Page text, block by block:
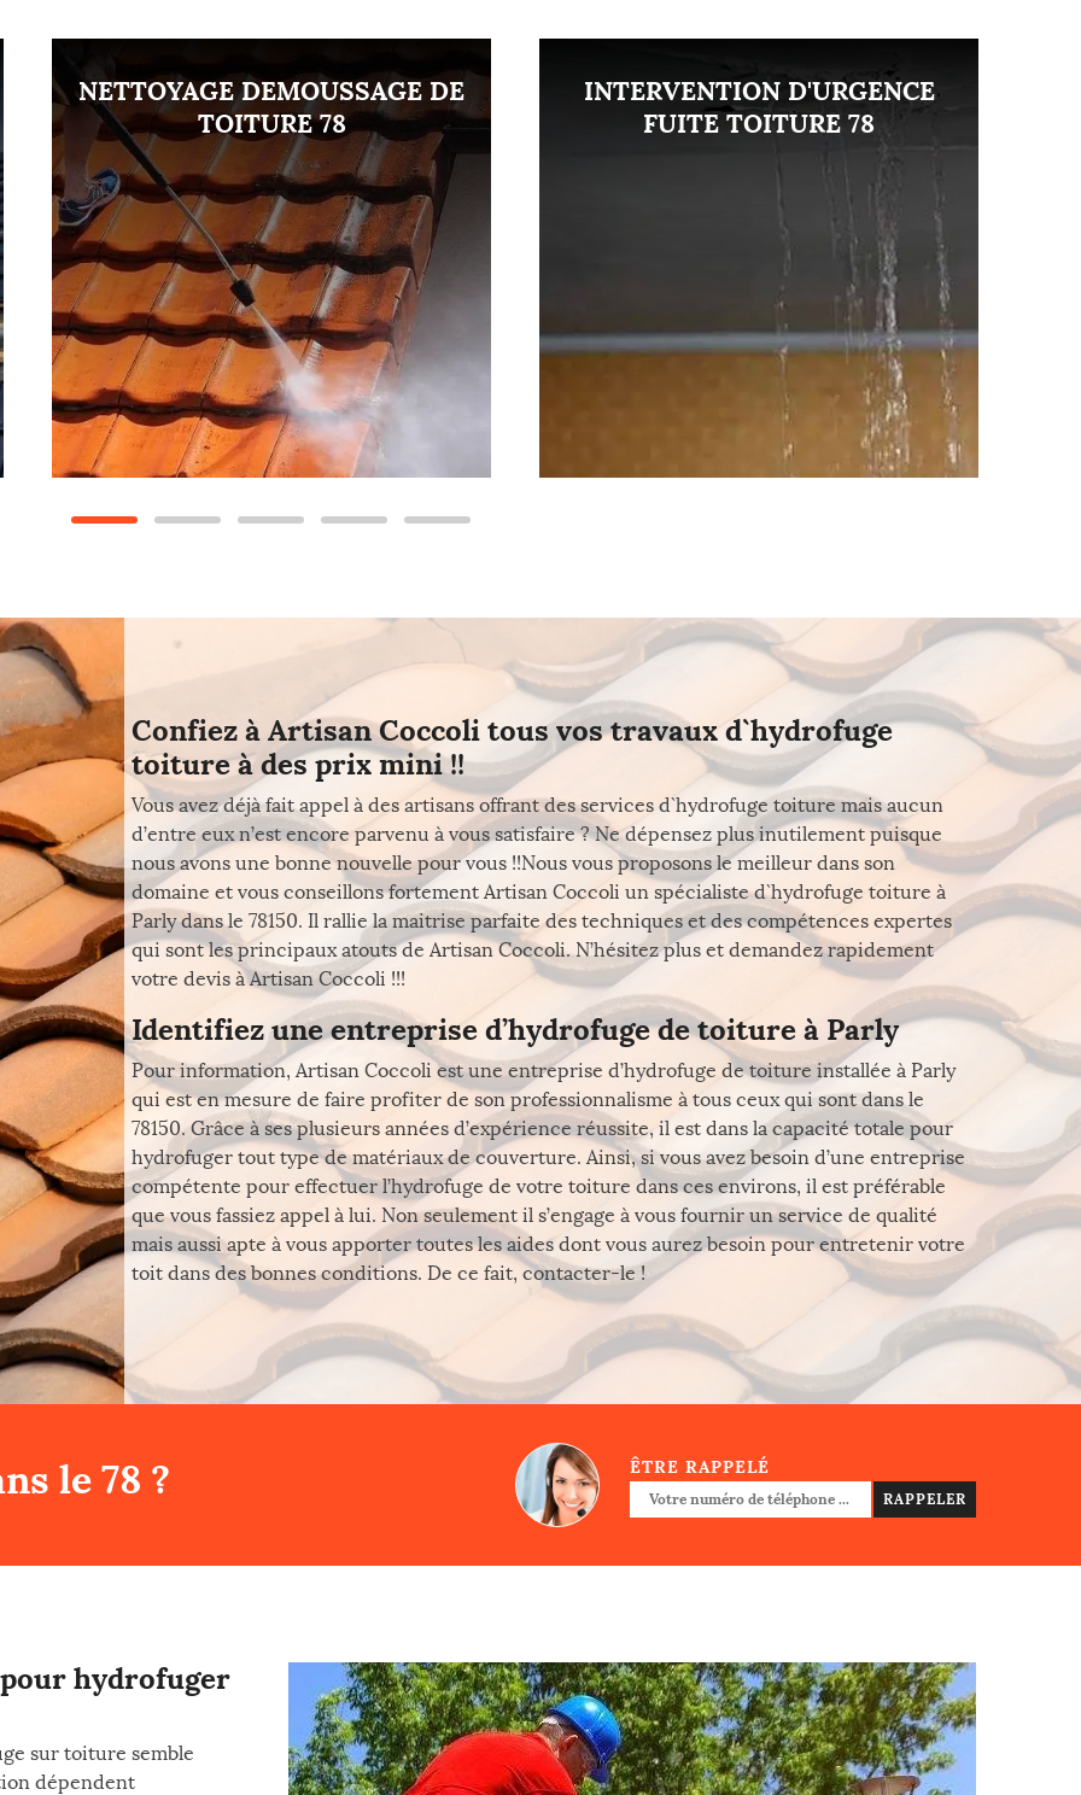
NETTOYAGE DEMOUSSAGE DE
TOITURE 78
INTERVENTION D'URGENCE
FUITE TOITURE 78
Confiez à Artisan Coccoli tous vos travaux d`hydrofuge
toiture à des prix mini !!
Vous avez déjà fait appel à des artisans offrant des services d`hydrofuge toiture mais aucun
d’entre eux n’est encore parvenu à vous satisfaire ? Ne dépensez plus inutilement puisque
nous avons une bonne nouvelle pour vous !!Nous vous proposons le meilleur dans son
domaine et vous conseillons fortement Artisan Coccoli un spécialiste d`hydrofuge toiture à
Parly dans le 78150. Il rallie la maitrise parfaite des techniques et des compétences expertes
qui sont les principaux atouts de Artisan Coccoli. N’hésitez plus et demandez rapidement
votre devis à Artisan Coccoli !!!
Identifiez une entreprise d’hydrofuge de toiture à Parly
Pour information, Artisan Coccoli est une entreprise d’hydrofuge de toiture installée à Parly
qui est en mesure de faire profiter de son professionnalisme à tous ceux qui sont dans le
78150. Grâce à ses plusieurs années d’expérience réussite, il est dans la capacité totale pour
hydrofuger tout type de matériaux de couverture. Ainsi, si vous avez besoin d’une entreprise
compétente pour effectuer l’hydrofuge de votre toiture dans ces environs, il est préférable
que vous fassiez appel à lui. Non seulement il s’engage à vous fournir un service de qualité
mais aussi apte à vous apporter toutes les aides dont vous aurez besoin pour entretenir votre
toit dans des bonnes conditions. De ce fait, contacter-le !
le 78 ? ÊTRE RAPPELÉ
hydrofuger
sur toiture semble
dépendent